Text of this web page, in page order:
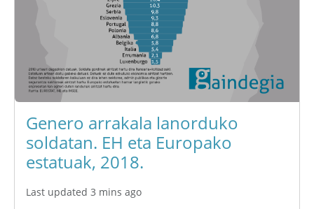
Genero arrakala lanorduko
soldatan. EH eta Europako
estatuak, 2018.
Last updated 3 mins ago